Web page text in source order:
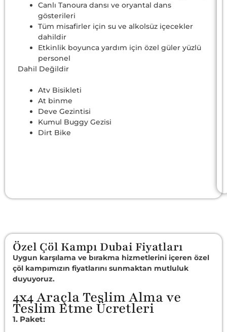
Canlı Tanoura dansı ve oryantal dans
gösterileri
Tüm misafirler için su ve alkolsüz içecekler
dahildir
Etkinlik boyunca yardım için özel güler yüzlü
personel
Dahil Değildir
Atv Bisikleti
At binme
Deve Gezintisi
Kumul Buggy Gezisi
Dirt Bike
Özel Çöl Kampı Dubai Fiyatları
Uygun karşılama ve bırakma hizmetlerini içeren özel
çöl kampımızın fiyatlarını sunmaktan mutluluk
duyuyoruz.
4x4 Araçla Teslim Alma ve
Teslim Etme Ücretleri
1. Paket: